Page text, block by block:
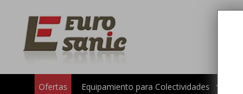
contenido
Ofertas Equipamiento para Colectividades